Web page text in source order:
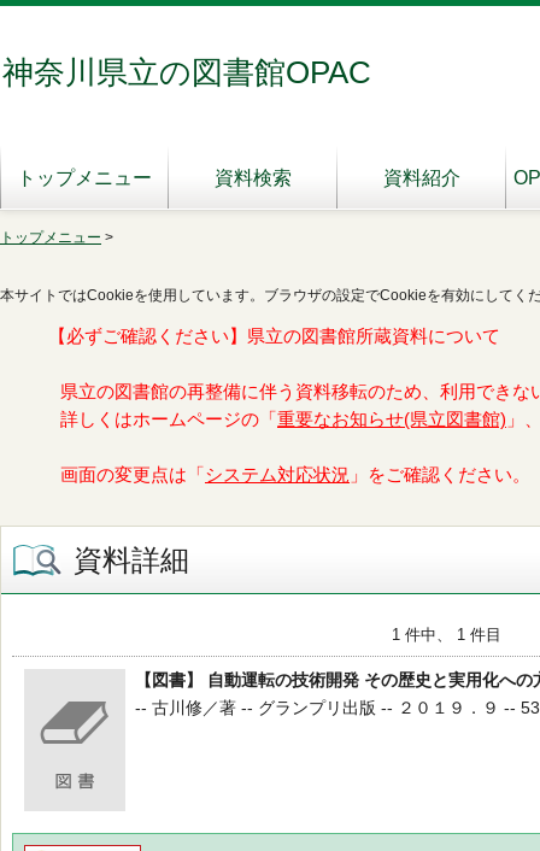
神奈川県立の図書館OPAC
トップメニュー 資料検索 資料紹介
トップメニュー >
本サイトではCookieを使用しています。ブラウザの設定でCookieを有効にしてく
【必ずご確認ください】県立の図書館所蔵資料について
県立の図書館の再整備に伴う資料移転のため、利用できな
詳しくはホームページの「 重要なお知らせ(県立図書館) 」
画面の変更点は「 システム対応状況 」をご確認ください。
資料詳細
1 件中、 1 件目
【図書】 自動運転の技術開発 その歴史と実用化への
-- 古川修／著 -- グランプリ出版 -- ２０１９．９ --